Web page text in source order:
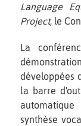
Language
Project, le
La
développées
la barre
synthèse